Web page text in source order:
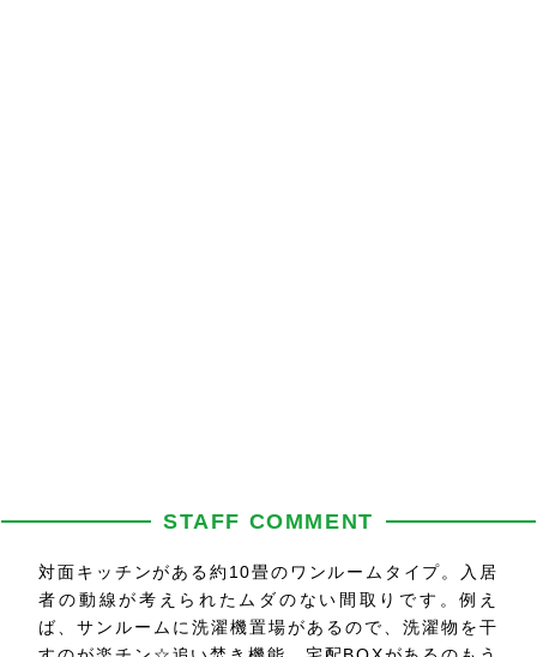
STAFF COMMENT
対面キッチンがある約10畳のワンルームタイプ。入居
者の動線が考えられたムダのない間取りです。例え
ば、サンルームに洗濯機置場があるので、洗濯物を干